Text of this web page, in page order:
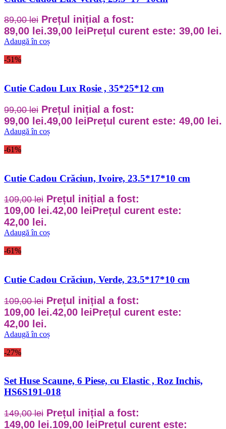
89,00lei Prețul inițial a fost:
89,00 lei.39,00 leiPrețul curent este: 39,00 lei.
Adaugă în coș
-51%
Cutie Cadou Lux Rosie , 35*25*12 cm
99,00lei Prețul inițial a fost:
99,00 lei.49,00 leiPrețul curent este: 49,00 lei.
Adaugă în coș
-61%
Cutie Cadou Crăciun, Ivoire, 23.5*17*10 cm
109,00lei Prețul inițial a fost:
109,00 lei.42,00 leiPrețul curent este:
42,00 lei.
Adaugă în coș
-61%
Cutie Cadou Crăciun, Verde, 23.5*17*10 cm
109,00lei Prețul inițial a fost:
109,00 lei.42,00 leiPrețul curent este:
42,00 lei.
Adaugă în coș
-27%
Set Huse Scaune, 6 Piese, cu Elastic , Roz Inchis,
HS6S191-018
149,00lei Prețul inițial a fost:
149,00 lei.109,00 leiPrețul curent este: